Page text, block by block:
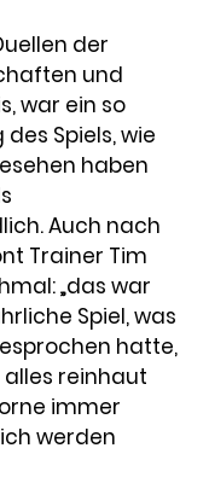
der
und
war ein so
Spiels, wie
haben
Auch nach
Trainer Tim
„das war
Spiel, was
hatte,
alles reinhaut
immer
werden